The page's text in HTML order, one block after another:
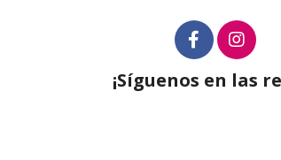
¡Síguenos en las